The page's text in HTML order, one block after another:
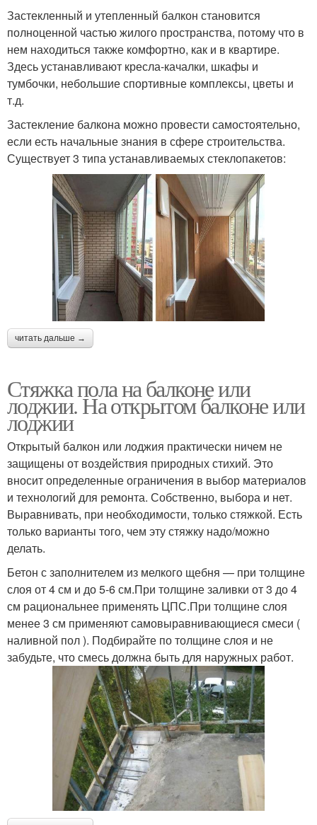
Застекленный и утепленный балкон становится
полноценной частью жилого пространства, потому что в
нем находиться также комфортно, как и в квартире.
Здесь устанавливают кресла-качалки, шкафы и
тумбочки, небольшие спортивные комплексы, цветы и
т.д.
Застекление балкона можно провести самостоятельно,
если есть начальные знания в сфере строительства.
Существует 3 типа устанавливаемых стеклопакетов:
читать дальше →
Стяжка пола на балконе или
лоджии. На открытом балконе или
лоджии
Открытый балкон или лоджия практически ничем не
защищены от воздействия природных стихий. Это
вносит определенные ограничения в выбор материалов
и технологий для ремонта. Собственно, выбора и нет.
Выравнивать, при необходимости, только стяжкой. Есть
только варианты того, чем эту стяжку надо/можно
делать.
Бетон с заполнителем из мелкого щебня — при толщине
слоя от 4 см и до 5-6 см.При толщине заливки от 3 до 4
см рациональнее применять ЦПС.При толщине слоя
менее 3 см применяют самовыравнивающиеся смеси (
наливной пол ). Подбирайте по толщине слоя и не
забудьте, что смесь должна быть для наружных работ.